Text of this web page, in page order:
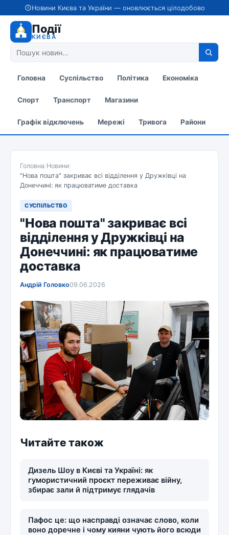
Новини Києва та України — оновлюється цілодобово
Події
КИЄВА
Головна Суспільство Політика Економіка
Спорт Транспорт Магазини
Графік відключень Мережі Тривога Райони
Головна/Новини/
"Нова пошта" закриває всі відділення у Дружківці на
Донеччині: як працюватиме доставка
СУСПІЛЬСТВО
"Нова пошта" закриває всі
відділення у Дружківці на
Донеччині: як працюватиме
доставка
Андрій Головко09.06.2026
Читайте також
Дизель Шоу в Києві та Україні: як
гумористичний проєкт переживає війну,
збирає зали й підтримує глядачів
Пафос це: що насправді означає слово, коли
воно доречне і чому кияни чують його всюди